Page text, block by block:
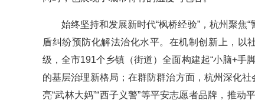
始终坚持和发展新时代“枫桥经验”，杭州聚焦
盾纠纷预防化解法治化水平。在机制创新上，以
级，全市191个乡镇（街道）全面构建起“小脑+手
的基层治理新格局；在群防群治方面，杭州深化
亮“武林大妈”“西子义警”等平安志愿者品牌，推